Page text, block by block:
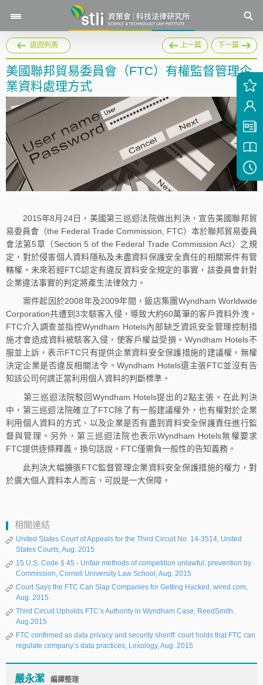
返回列表 上一篇 下一篇
美國聯邦貿易委員會（FTC）有權監督管理企
業資料處理方式
2015年8月24日，美國第三巡迴法院做出判決，宣告美國聯邦貿
易委員會（the Federal Trade Commission, FTC）本於聯邦貿易委員
會法第5章（Section 5 of the Federal Trade Commission Act）之規
定，對於侵害個人資料隱私及未盡資料保護安全責任的相關案件有管
轄權。未來若經FTC認定有違反資料安全規定的事實，該委員會針對
企業違法事實的判定將產生法律效力。
案件起因於2008年及2009年間，飯店集團Wyndham Worldwide
Corporation共遭到3次駭客入侵，導致大約60萬筆的客戶資料外洩。
FTC介入調查並指控Wyndham Hotels內部缺乏資訊安全管理控制措
施才會造成資料被駭客入侵，使客戶權益受損。Wyndham Hotels不
服並上訴，表示FTC只有提供企業資料安全保護措施的建議權，無權
決定企業是否違反相關法令。Wyndham Hotels還主張FTC並沒有告
知該公司何謂正當利用個人資料的判斷標準。
第三巡迴法院駁回Wyndham Hotels提出的2點主張。在此判決
中，第三巡迴法院確立了FTC除了有一般建議權外，也有權對於企業
利用個人資料的方式、以及企業是否有盡到資料安全保護責任進行監
督與管理。另外，第三巡迴法院也表示Wyndham Hotels無權要求
FTC提供逐條釋義。換句話說，FTC僅需負一般性的告知義務。
此判決大幅擴張FTC監督管理企業資料安全保護措施的權力，對
於廣大個人資料本人而言，可說是一大保障。
相關連結
United States Court of Appeals for the Third Circuit No. 14-3514, United
States Courts, Aug. 2015
15 U.S. Code § 45 - Unfair methods of competition unlawful; prevention by
Commission, Cornell University Law School, Aug. 2015
Court Says the FTC Can Slap Companies for Getting Hacked, wired.com,
Aug. 2015
Third Circuit Upholds FTC’s Authority in Wyndham Case, ReedSmith,
Aug.2015
FTC confirmed as data privacy and security sheriff: court holds that FTC can
regulate company’s data practices, Lexology, Aug. 2015
嚴永潔 編譯整理